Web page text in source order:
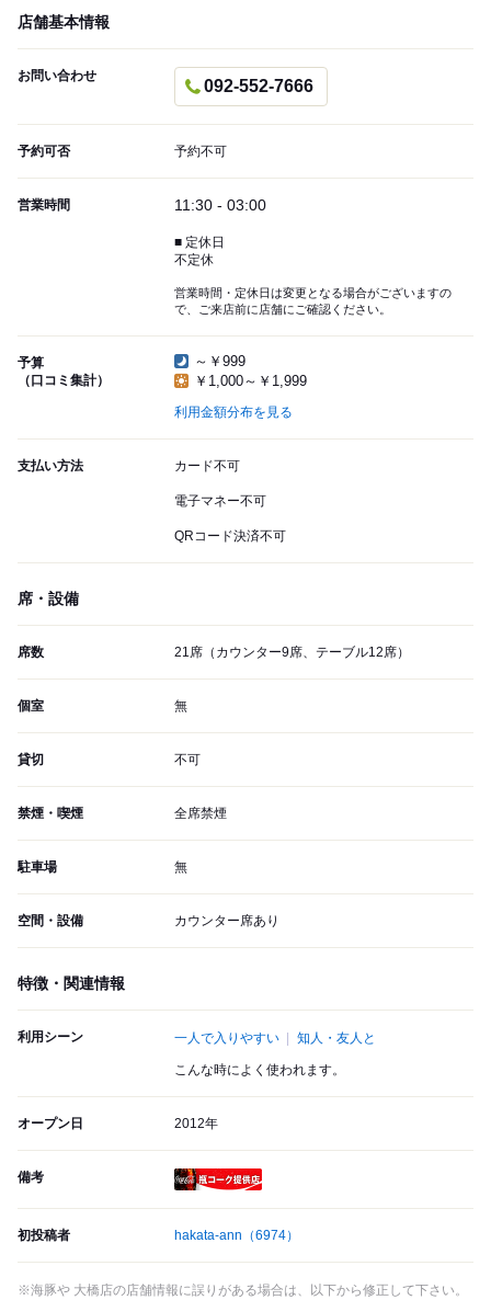
店舗基本情報
お問い合わせ
092-552-7666
予約可否 予約不可
営業時間 11:30 - 03:00
■ 定休日
不定休
営業時間・定休日は変更となる場合がございますの
で、ご来店前に店舗にご確認ください。
予算
（口コミ集計）
～￥999
￥1,000～￥1,999
利用金額分布を見る
支払い方法 カード不可
電子マネー不可
QRコード決済不可
席・設備
席数 21席（カウンター9席、テーブル12席）
個室 無
貸切 不可
禁煙・喫煙 全席禁煙
駐車場 無
空間・設備 カウンター席あり
特徴・関連情報
利用シーン 一人で入りやすい 知人・友人と
こんな時によく使われます。
オープン日 2012年
備考
初投稿者 hakata-ann （6974）
※海豚や 大橋店の店舗情報に誤りがある場合は、以下から修正して下さい。